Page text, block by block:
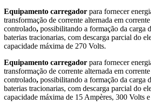
Equipamento carregador para fornecer
transformação de corrente alternada em
controlado, possibilitando a formação da carga
baterias tracionarias, com descarga parcial do
capacidade máxima de 270 Volts.
Equipamento carregador para fornecer
transformação de corrente alternada em
controlado, possibilitando a formação da carga
baterias tracionarias, com descarga parcial do
capacidade máxima de 15 Ampères, 300 Volts